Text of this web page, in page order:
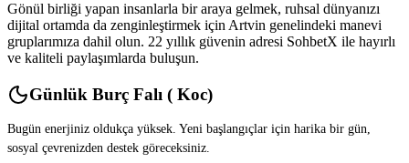
Gönül birliği yapan insanlarla bir araya gelmek, ruhsal dünyanızı
dijital ortamda da zenginleştirmek için Artvin genelindeki manevi
gruplarımıza dahil olun. 22 yıllık güvenin adresi SohbetX ile hayırlı
ve kaliteli paylaşımlarda buluşun.
Günlük Burç Falı ( Koc)
Bugün enerjiniz oldukça yüksek. Yeni başlangıçlar için harika bir gün,
sosyal çevrenizden destek göreceksiniz.